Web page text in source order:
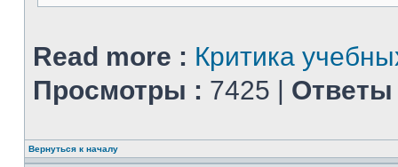
Read more : Критика
Просмотры : 7425 | Ответы
Вернуться к началу